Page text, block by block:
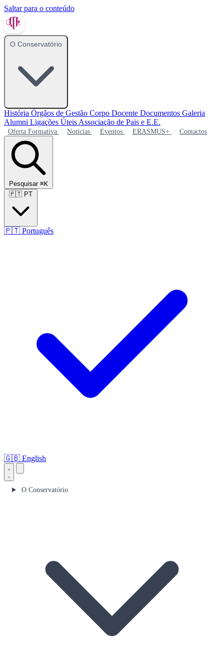
Saltar para o conteúdo
O Conservatório
História Órgãos de Gestão Corpo Docente Documentos Galeria
Alumni Ligações Úteis Associação de Pais e E.E.
Oferta Formativa Notícias Eventos ERASMUS+ Contactos
Pesquisar ⌘K
🇵🇹 PT
🇵🇹 Português
🇬🇧 English
O Conservatório